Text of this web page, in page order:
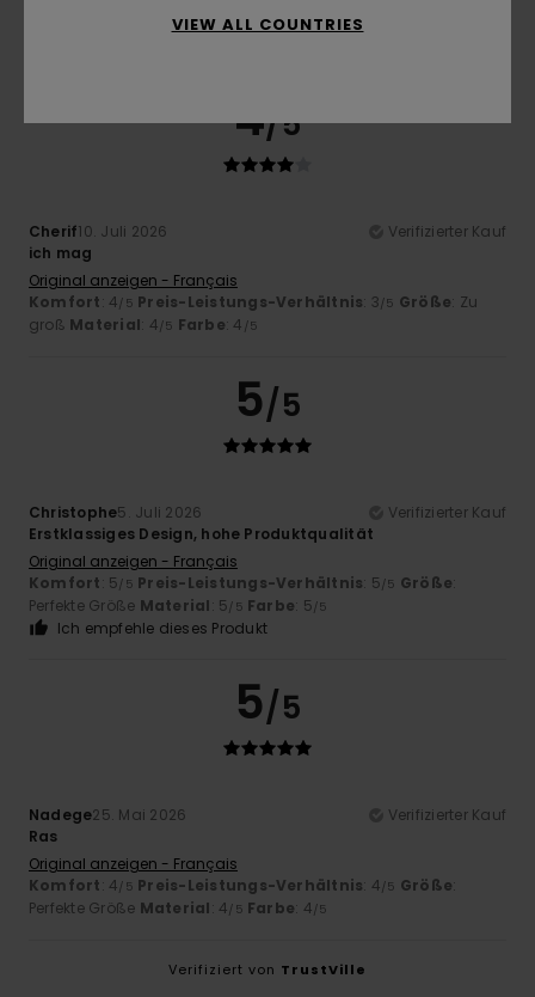
4/5
Cherif10. Juli 2026
Verifizierter Kauf
ich mag
Original anzeigen - Français
Komfort: 4/5 Preis-Leistungs-Verhältnis: 3/5 Größe: Zu
groß Material: 4/5 Farbe: 4 /5
5/5
Christophe5. Juli 2026
Verifizierter Kauf
Erstklassiges Design, hohe Produktqualität
Original anzeigen - Français
Komfort: 5/5 Preis-Leistungs-Verhältnis: 5/5 Größe:
Perfekte Größe Material: 5/5 Farbe: 5/5
Ich empfehle dieses Produkt
5/5
Nadege25. Mai 2026
Verifizierter Kauf
Ras
Original anzeigen - Français
Komfort: 4/5 Preis-Leistungs-Verhältnis: 4/5 Größe:
Perfekte Größe Material: 4/5 Farbe: 4/5
Verifiziert von TrustVille
VIEW ALL COUNTRIES